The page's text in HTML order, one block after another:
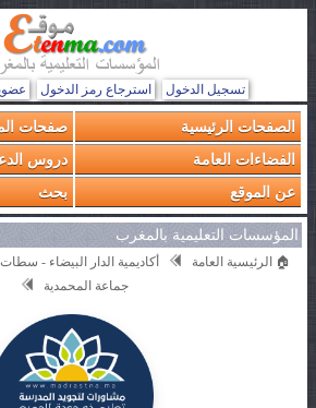
تسجيل الدخول استرجاع رمز الدخول
الصفحات الرئيسية
صفحات
الفضاءات العامة
دروس
عن الموقع
بحث
المؤسسات التعليمية بالمغرب
🏠 الرئيسية العامة أكاديمية الدار البيضاء - سطات
جماعة المحمدية